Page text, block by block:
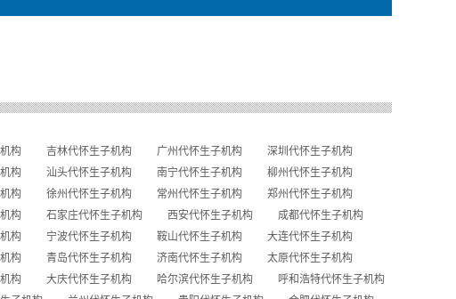
构 吉林代怀生子机构 广州代怀生子机构
深圳代怀生子机构
构 汕头代怀生子机构 南宁代怀生子机构
柳州代怀生子机构
构 徐州代怀生子机构 常州代怀生子机构
郑州代怀生子机构
构 石家庄代怀生子机构 西安代怀生子机构
成都代怀生子机构
构 宁波代怀生子机构 鞍山代怀生子机构
大连代怀生子机构
构 青岛代怀生子机构 济南代怀生子机构
太原代怀生子机构
构 大庆代怀生子机构 哈尔滨代怀生子机构
呼和浩特代怀生子机构